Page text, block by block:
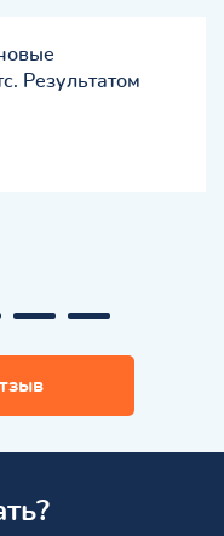
Результатом